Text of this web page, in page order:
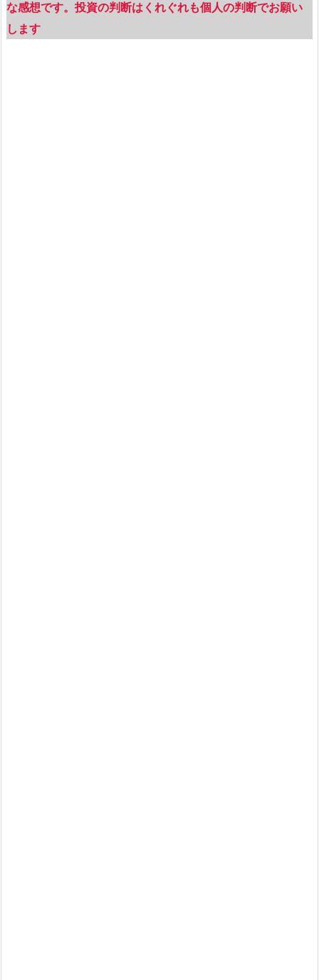
な感想です。投資の判断はくれぐれも個人の判断でお願い
します